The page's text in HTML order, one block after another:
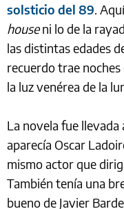
solsticio del 89.
houseni lo de la
las distintas edades
recuerdo trae
la luz venérea de la
La novela fue llevada
aparecía Oscar
mismo actor que
También tenía una
bueno de Javier